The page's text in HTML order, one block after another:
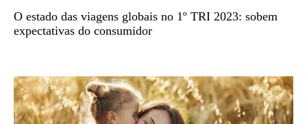
O estado das viagens globais no 1º TRI 2023: sobem
expectativas do consumidor